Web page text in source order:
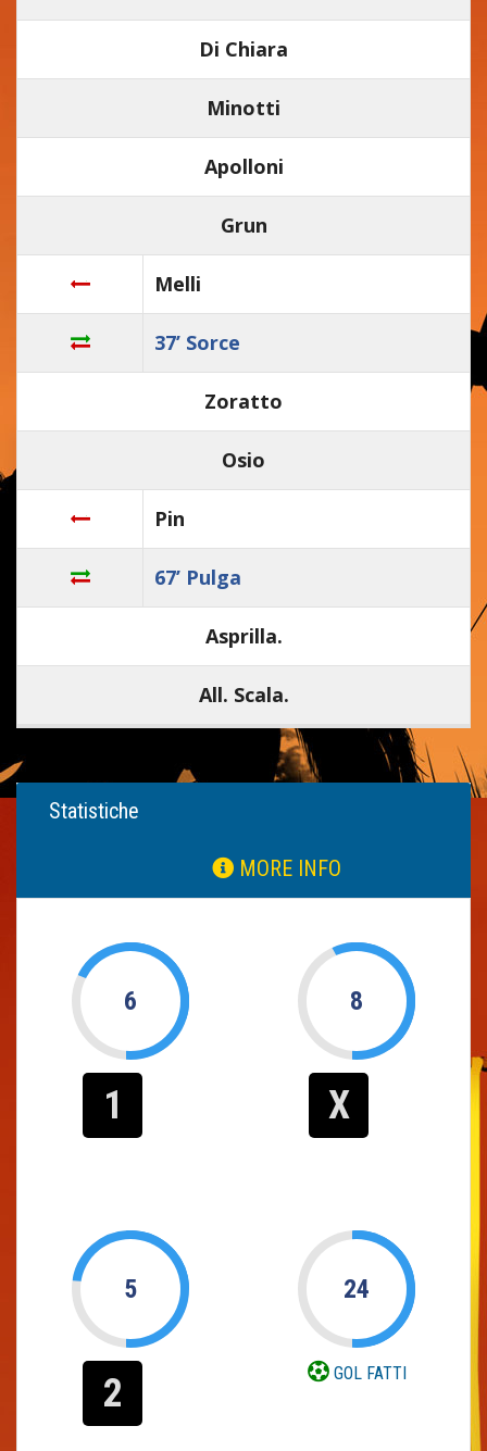
Di Chiara
Minotti
Apolloni
Grun
Melli
37’ Sorce
Zoratto
Osio
Pin
67’ Pulga
Asprilla.
All. Scala.
Statistiche
MORE INFO
6
1
8
X
5
2
24
GOL FATTI